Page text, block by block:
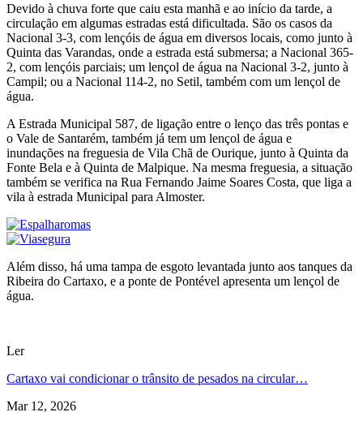
Devido à chuva forte que caiu esta manhã e ao início da tarde, a
circulação em algumas estradas está dificultada. São os casos da
Nacional 3-3, com lençóis de água em diversos locais, como junto à
Quinta das Varandas, onde a estrada está submersa; a Nacional 365-
2, com lençóis parciais; um lençol de água na Nacional 3-2, junto à
Campil; ou a Nacional 114-2, no Setil, também com um lençol de
água.
A Estrada Municipal 587, de ligação entre o lenço das três pontas e
o Vale de Santarém, também já tem um lençol de água e
inundações na freguesia de Vila Chã de Ourique, junto à Quinta da
Fonte Bela e à Quinta de Malpique. Na mesma freguesia, a situação
também se verifica na Rua Fernando Jaime Soares Costa, que liga a
vila à estrada Municipal para Almoster.
Além disso, há uma tampa de esgoto levantada junto aos tanques da
Ribeira do Cartaxo, e a ponte de Pontével apresenta um lençol de
água.
Ler
Cartaxo vai condicionar o trânsito de pesados na circular…
Mar 12, 2026